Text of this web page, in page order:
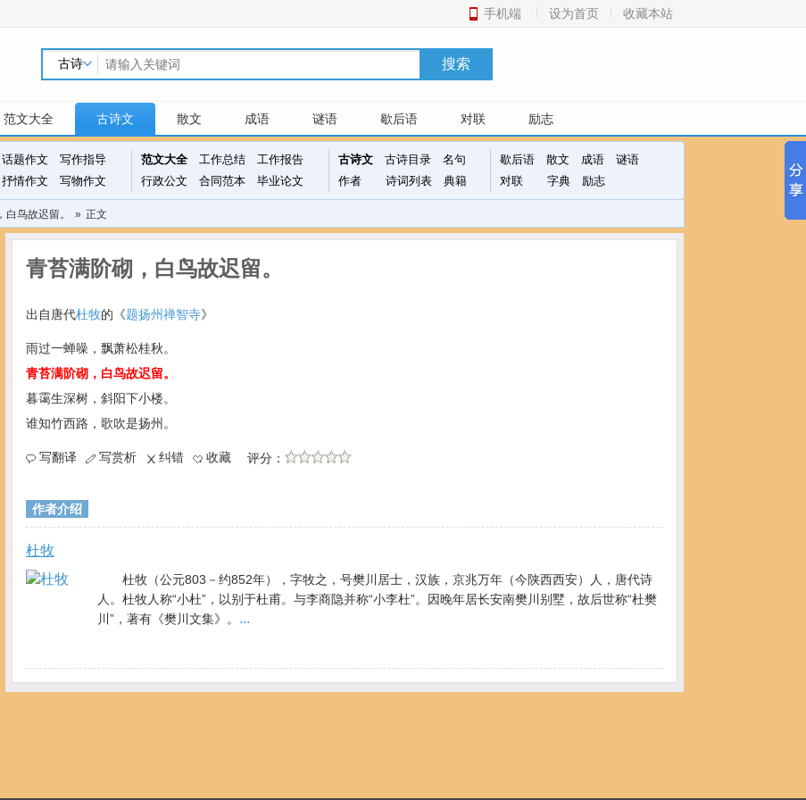
手机端 设为首页 收藏本站
搜索
范文大全 古诗文 散文 成语 谜语 歇后语 对联 励志
话题作文
写作指导
抒情作文 写物作文
范文大全 工作总结
工作报告
行政公文
合同范本 毕业论文
古诗文 古诗目录
名句
作者
诗词列表 典籍
歇后语 散文 成语
谜语
对联
字典 励志
鸟故迟留。 » 正文
青苔满阶砌，白鸟故迟留。
出自唐代杜牧的《题扬州禅智寺》
雨过一蝉噪，飘萧松桂秋。
青苔满阶砌，白鸟故迟留。
暮霭生深树，斜阳下小楼。
谁知竹西路，歌吹是扬州。
写翻译 写赏析 纠错 收藏 评分：
作者介绍
杜牧
杜牧（公元803－约852年），字牧之，号樊川居士，汉族，京兆万年（今陕西西安）人，唐代诗
人。杜牧人称“小杜”，以别于杜甫。与李商隐并称“小李杜”。因晚年居长安南樊川别墅，故后世称“杜樊
川”，著有《樊川文集》。 ...